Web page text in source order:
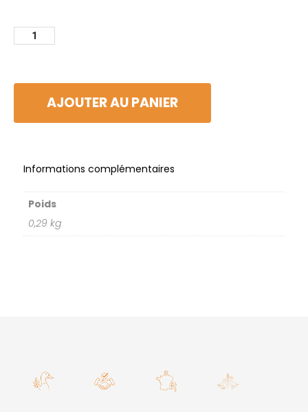
AJOUTER AU PANIER
Informations complémentaires
Poids
0,29 kg